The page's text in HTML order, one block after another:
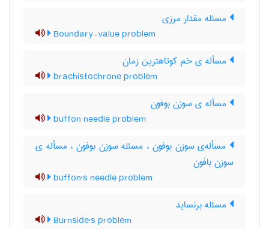
مسئله مقدار مرزی
Boundary-value problem
مسأله ی خم کوتاهترین زمان
brachistochrone problem
مسأله ی سوزن بوفون
buffon needle problem
مسأله‌ی سوزن بوفون ، مسئله سوزن بوفون ، مسأله ی
سوزن بافون
buffon's needle problem
مسئله برنساید
Burnside's problem